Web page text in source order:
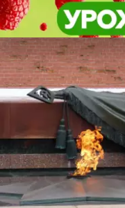
3
Не забудь! 3
Не забудь!
Погода
валют